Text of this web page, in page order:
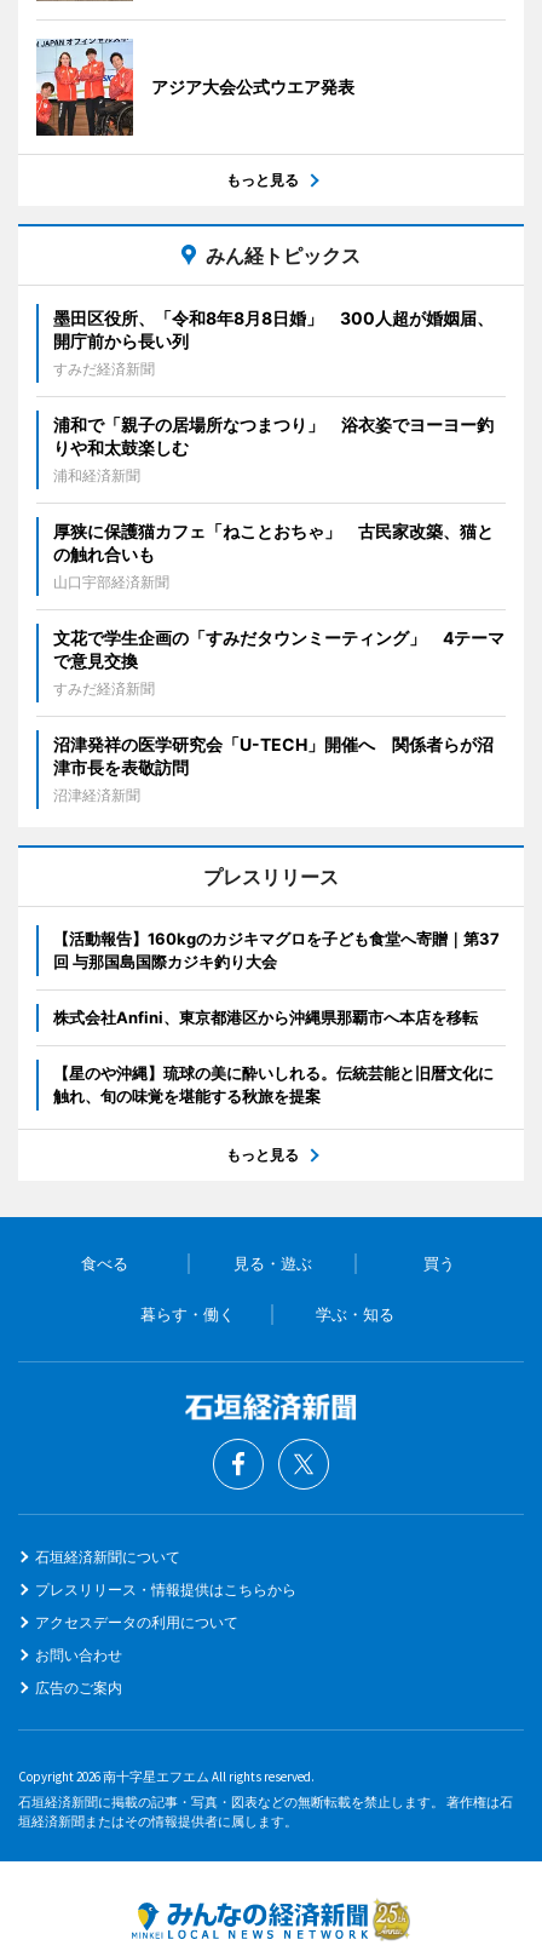
アジア大会公式ウエア発表
もっと見る
みん経トピックス
墨田区役所、「令和8年8月8日婚」 300人超が婚姻届、
開庁前から長い列
すみだ経済新聞
浦和で「親子の居場所なつまつり」 浴衣姿でヨーヨー釣
りや和太鼓楽しむ
浦和経済新聞
厚狭に保護猫カフェ「ねことおちゃ」 古民家改築、猫と
の触れ合いも
山口宇部経済新聞
文花で学生企画の「すみだタウンミーティング」 4テーマ
で意見交換
すみだ経済新聞
沼津発祥の医学研究会「U-TECH」開催へ 関係者らが沼
津市長を表敬訪問
沼津経済新聞
プレスリリース
【活動報告】160kgのカジキマグロを子ども食堂へ寄贈｜第37
回 与那国島国際カジキ釣り大会
株式会社Anfini、東京都港区から沖縄県那覇市へ本店を移転
【星のや沖縄】琉球の美に酔いしれる。伝統芸能と旧暦文化に
触れ、旬の味覚を堪能する秋旅を提案
もっと見る
食べる 見る・遊ぶ 買う
暮らす・働く 学ぶ・知る
石垣経済新聞について
プレスリリース・情報提供はこちらから
アクセスデータの利用について
お問い合わせ
広告のご案内
Copyright 2026 南十字星エフエム All rights reserved.
石垣経済新聞に掲載の記事・写真・図表などの無断転載を禁止します。 著作権は石
垣経済新聞またはその情報提供者に属します。